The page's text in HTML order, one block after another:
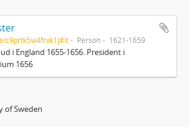
c9prtk5w4frxk1j#it Person 1621-1659
i England 1655-1656. President i
1656
of Sweden